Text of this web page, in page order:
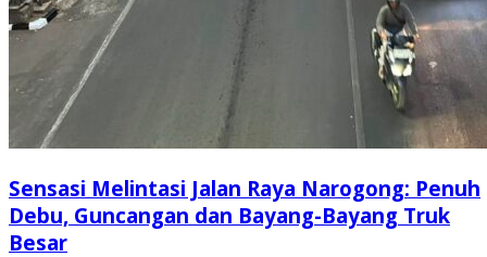
Sensasi Melintasi Jalan Raya Narogong: Penuh
Debu, Guncangan dan Bayang-Bayang Truk
Besar